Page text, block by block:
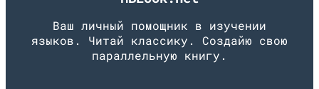
Ваш личный помощник в изучении
языков. Читай классику. Создайю свою
параллельную книгу.